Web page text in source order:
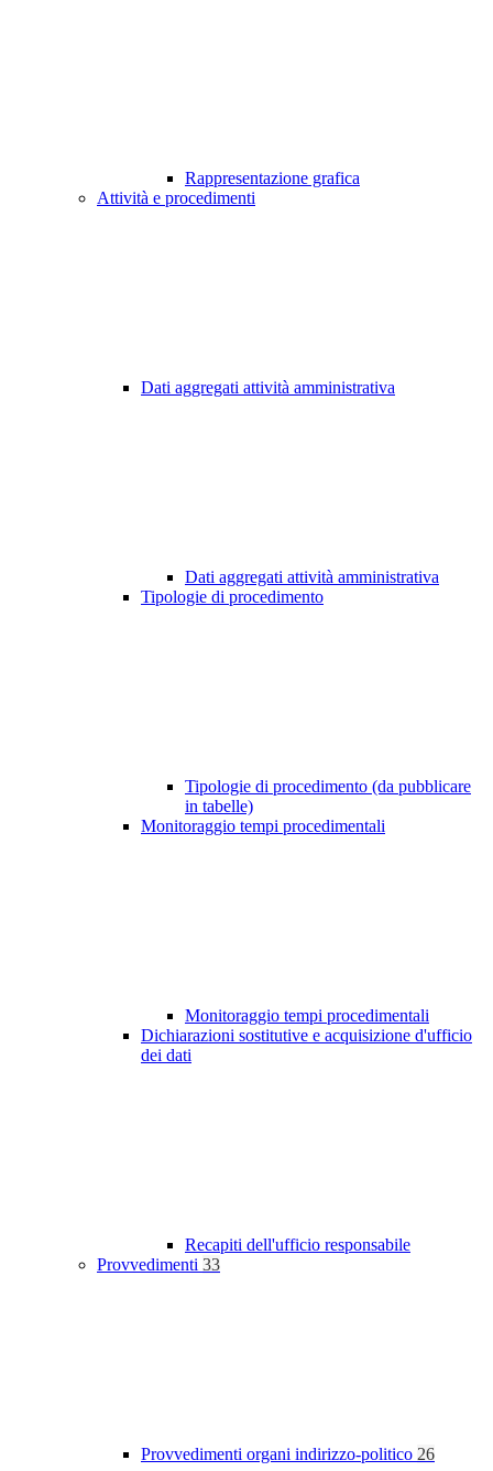
Rappresentazione grafica
Attività e procedimenti
Dati aggregati attività amministrativa
Dati aggregati attività amministrativa
Tipologie di procedimento
Tipologie di procedimento (da pubblicare
in tabelle)
Monitoraggio tempi procedimentali
Monitoraggio tempi procedimentali
Dichiarazioni sostitutive e acquisizione d'ufficio
dei dati
Recapiti dell'ufficio responsabile
Provvedimenti 33
Provvedimenti organi indirizzo-politico 26